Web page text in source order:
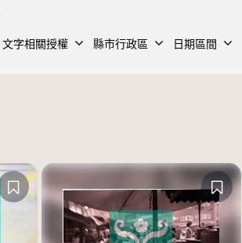
文字相關授權 縣市行政區 日期區間